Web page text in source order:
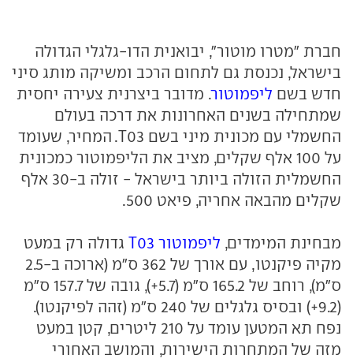
חברת "מטרו מוטור", יבואנית הדו-גלגלי הגדולה
בישראל, נכנסת גם לתחום הרכב ומשיקה מותג סיני
חדש בשם ליפמוטור. מדובר ביצרנית צעירה יחסית
שמתחילה בשנים האחרונות את דרכה בעולם
החשמלי עם מכונית מיני בשם T03. המחיר, שעומד
על 100 אלף שקלים, מציב את הליפמוטור כמכונית
החשמלית הזולה ביותר בישראל - זולה ב-30 אלף
שקלים מהבאה אחריה, פיאט 500.
מבחינת המימדים, ליפמוטור T03
גדולה רק במעט
מקיה פיקנטו, עם אורך של 362 ס"מ (ארוכה ב-2.5
ס"מ), רוחב של 165.2 ס"מ (5.7+), גובה של 157.7 ס"מ
(9.2+) ובסיס גלגלים של 240 ס"מ (זהה לפיקנטו).
נפח תא המטען עומד על 210 ליטרים, קטן במעט
מזה של המתחרות הישירות, והמושב האחורי